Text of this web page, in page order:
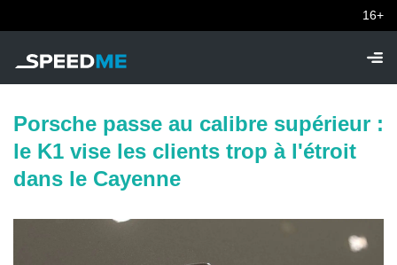
16+
Porsche passe au calibre supérieur :
le K1 vise les clients trop à l'étroit
dans le Cayenne